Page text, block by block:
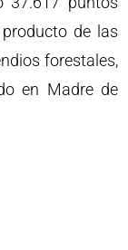
de las
forestales,
en Madre de